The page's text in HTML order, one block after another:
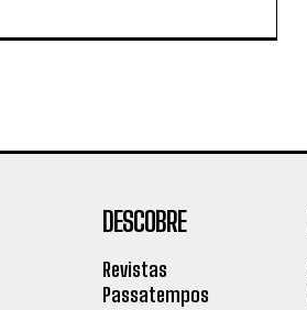
DESCOBRE
Revistas
Passatempos